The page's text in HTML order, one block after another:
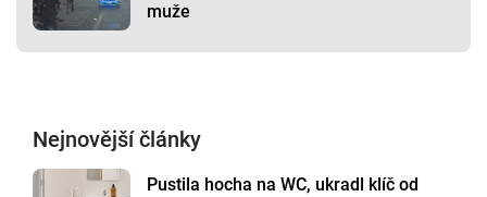
muže
Nejnovější články
Pustila hocha na WC, ukradl klíč od